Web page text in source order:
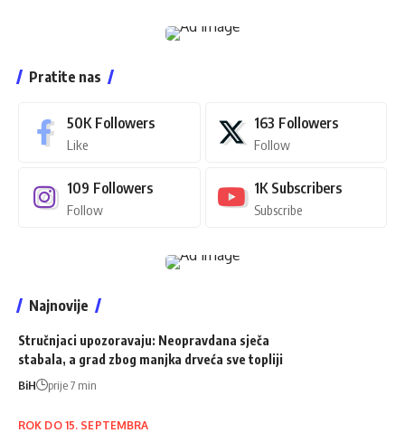
Pratite nas
50K Followers
Like
163 Followers
Follow
109 Followers
Follow
1K Subscribers
Subscribe
Najnovije
Stručnjaci upozoravaju: Neopravdana sječa
stabala, a grad zbog manjka drveća sve topliji
BiH prije 7 min
ROK DO 15. SEPTEMBRA